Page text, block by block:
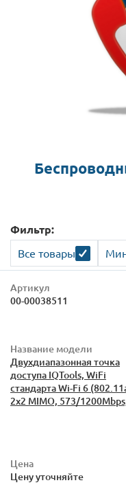
Фильтр:
Все товары
Артикул
00-00038511
Название модели
Двухдиапазонная точка
доступа IQTools, WiFi
стандарта Wi-Fi 6
2x2 MIMO, 573/
Цена
Цену уточняйте